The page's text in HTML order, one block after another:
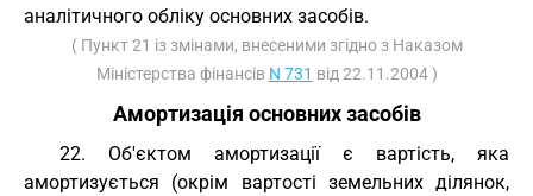
аналітичного обліку основних засобів.
( Пункт 21 із змінами, внесеними згідно з Наказом
Міністерства фінансів N 731 від 22.11.2004 )
Амортизація основних засобів
22. Об'єктом амортизації є вартість, яка
амортизується (окрім вартості земельних ділянок,